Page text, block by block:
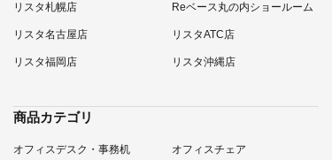
リスタ札幌店 Reベース丸の内ショールーム
リスタ名古屋店 リスタATC店
リスタ福岡店 リスタ沖縄店
商品カテゴリ
オフィスデスク・事務机 オフィスチェア